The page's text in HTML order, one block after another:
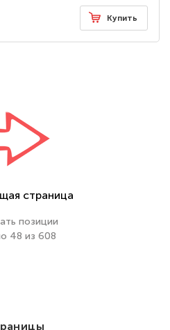
Купить
страница
позиции
48 из 608